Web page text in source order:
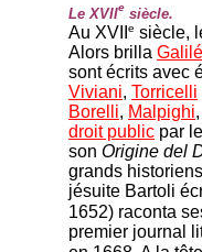
Le XVIIe siècle.
Au XVII e siècle,
Alors brilla
sont écrits avec
Viviani, Torricelli
Borelli, Malpighi,
droit public par
son Origine del
grands
jésuite Bartoli
1652) raconta
premier journal